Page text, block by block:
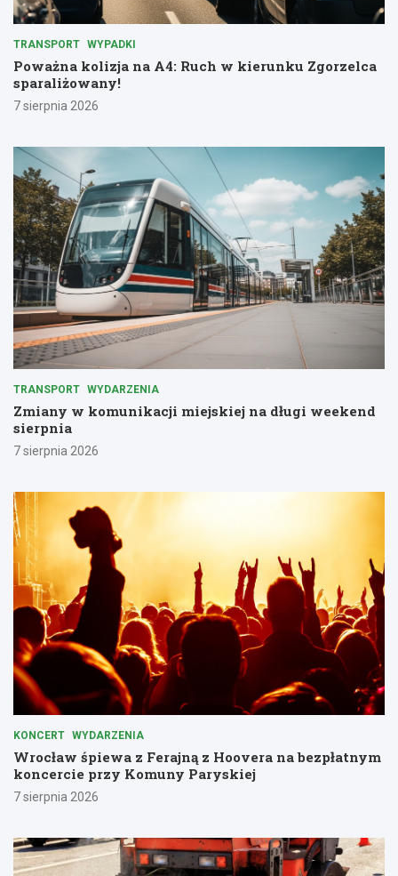
TRANSPORT WYPADKI
Poważna kolizja na A4: Ruch w kierunku Zgorzelca
sparaliżowany!
7 sierpnia 2026
TRANSPORT WYDARZENIA
Zmiany w komunikacji miejskiej na długi weekend
sierpnia
7 sierpnia 2026
KONCERT WYDARZENIA
Wrocław śpiewa z Ferajną z Hoovera na bezpłatnym
koncercie przy Komuny Paryskiej
7 sierpnia 2026